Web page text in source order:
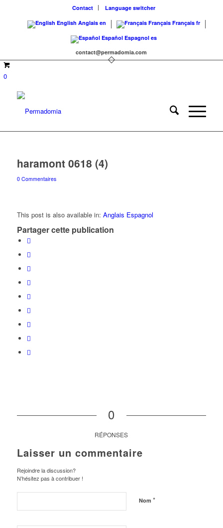
Contact
Language switcher
English Anglais en Français Français fr
Español Espagnol es
contact@permadomia.com
0
haramont 0618 (4)
0 Commentaires
This post is also available in: Anglais Espagnol
Partager cette publication
0
RÉPONSES
Laisser un commentaire
Rejoindre la discussion?
N’hésitez pas à contribuer !
Nom *